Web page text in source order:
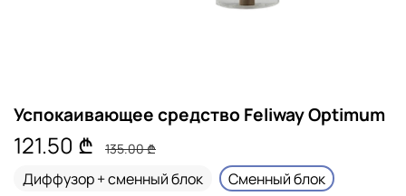
Успокаивающее средство Feliway Optimum
121.50 ₾ 135.00 ₾
Диффузор + сменный блок Сменный блок